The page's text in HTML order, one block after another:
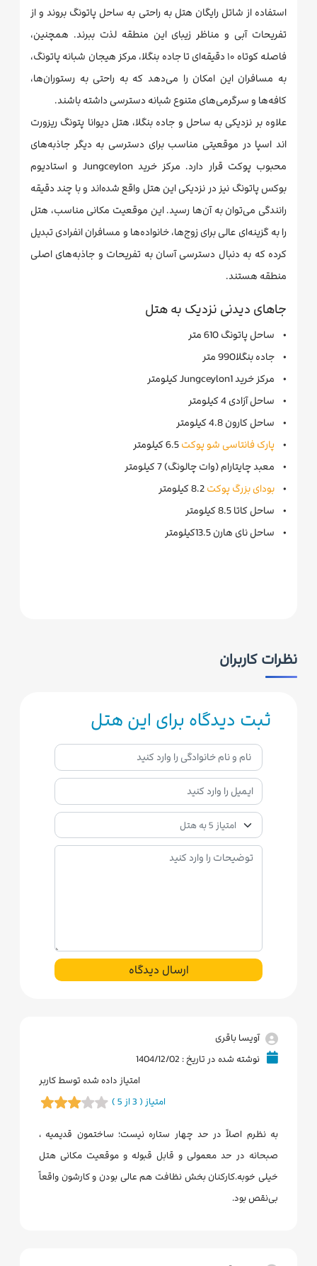
استفاده از شاتل رایگان هتل به راحتی به ساحل پاتونگ بروند و از
تفریحات آبی و مناظر زیبای این منطقه لذت ببرند. همچنین،
فاصله کوتاه ۱۰ دقیقه‌ای تا جاده بنگلا، مرکز هیجان شبانه پاتونگ،
به مسافران این امکان را می‌دهد که به راحتی به رستوران‌ها،
کافه‌ها و سرگرمی‌های متنوع شبانه دسترسی داشته باشند.
علاوه بر نزدیکی به ساحل و جاده بنگلا، هتل دیوانا پتونگ ریزورت
اند اسپا در موقعیتی مناسب برای دسترسی به دیگر جاذبه‌های
محبوب پوکت قرار دارد. مرکز خرید Jungceylon و استادیوم
بوکس پاتونگ نیز در نزدیکی این هتل واقع شده‌اند و با چند دقیقه
رانندگی می‌توان به آن‌ها رسید. این موقعیت مکانی مناسب، هتل
را به گزینه‌ای عالی برای زوج‌ها، خانواده‌ها و مسافران انفرادی تبدیل
کرده که به دنبال دسترسی آسان به تفریحات و جاذبه‌های اصلی
منطقه هستند.
جاهای دیدنی نزدیک به هتل
• ساحل پاتونگ 610 متر
• جاده بنگلا990 متر
• مرکز خرید Jungceylon1 کیلومتر
• ساحل آزادی 4 کیلومتر
• ساحل کارون 4.8 کیلومتر
• پارک فانتاسی شو پوکت
• معبد چایتارام (وات چالونگ) 7 کیلومتر
• بودای بزرگ پوکت
• ساحل کاتا 8.5 کیلومتر
• ساحل نای هارن 13.5کیلومتر
نظرات کاربران
ثبت دیدگاه برای این هتل
ارسال دیدگاه
آویسا باقری
نوشته شده در تاریخ : 1404/12/02
امتیاز داده شده توسط کاربر
امتیاز ( 3 از 5 )
به نظرم اصلاً در حد چهار ستاره نیست؛ ساختمون قدیمیه ،
صبحانه در حد معمولی و قابل قبوله و موقعیت مکانی هتل
خیلی خوبه.کارکنان بخش نظافت هم عالی بودن و کارشون واقعاً
بی‌نقص بود.